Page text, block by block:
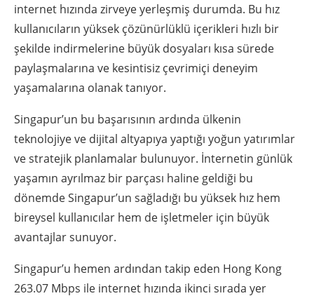
internet hızında zirveye yerleşmiş durumda. Bu hız
kullanıcıların yüksek çözünürlüklü içerikleri hızlı bir
şekilde indirmelerine büyük dosyaları kısa sürede
paylaşmalarına ve kesintisiz çevrimiçi deneyim
yaşamalarına olanak tanıyor.
Singapur’un bu başarısının ardında ülkenin
teknolojiye ve dijital altyapıya yaptığı yoğun yatırımlar
ve stratejik planlamalar bulunuyor. İnternetin günlük
yaşamın ayrılmaz bir parçası haline geldiği bu
dönemde Singapur’un sağladığı bu yüksek hız hem
bireysel kullanıcılar hem de işletmeler için büyük
avantajlar sunuyor.
Singapur’u hemen ardından takip eden Hong Kong
263.07 Mbps ile internet hızında ikinci sırada yer